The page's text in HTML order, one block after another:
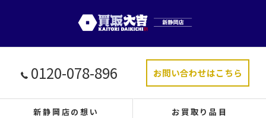
0120-078-896 お問い合わせはこちら
新静岡店の想い お買取り品目